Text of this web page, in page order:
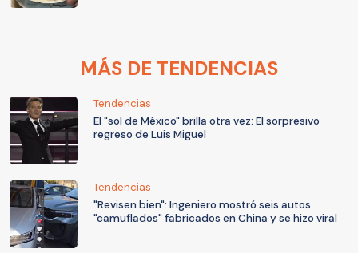
MÁS DE TENDENCIAS
Tendencias
El "sol de México" brilla otra vez: El sorpresivo
regreso de Luis Miguel
Tendencias
"Revisen bien": Ingeniero mostró seis autos
"camuflados" fabricados en China y se hizo viral